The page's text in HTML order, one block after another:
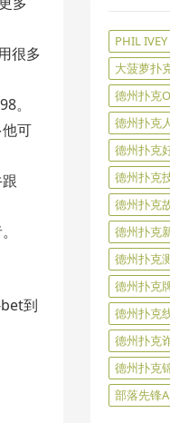
很多
。
可
到
PHIL IVEY
大菠萝扑
德州扑克
德州扑克
德州扑克
德州扑克
德州扑克
德州扑克
德州扑克
德州扑克
德州扑克
德州扑克
德州扑克
部落先锋